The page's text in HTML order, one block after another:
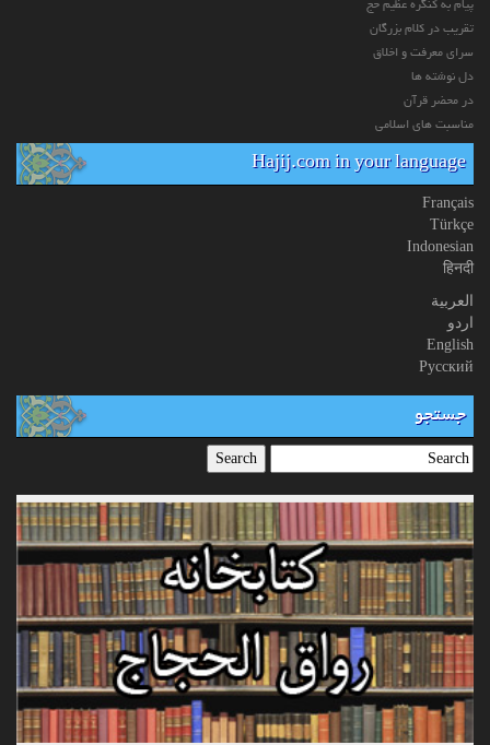
پیام به کنگره عظیم حج
تقریب در کلام بزرگان
سرای معرفت و اخلاق
دل نوشته ها
در محضر قرآن
مناسبت های اسلامی
Hajij.com in your language
Français
Türkçe
Indonesian
हिनदी
العربیة
اردو
English
Русский
جستجو